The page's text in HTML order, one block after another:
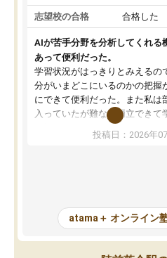
志望校の合格 合格した
AIが苦手分野を分析してくれる
あって便利だった。
学習状況がはっきりとみえるの
分がいまどこにいるのかの把握
にできて便利だった。また私は
入っていたが難なく両立できて
も部活でも結果を残すことがで
かった。また問題演習の際に、
が、自分で自分の管理ができな
とっては難しい部分もあるので
かと思った。
投稿日：2026年
atama＋ オンライン